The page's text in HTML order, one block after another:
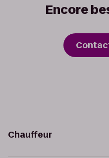
Encore
Chauffeur